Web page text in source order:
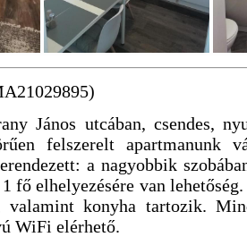
János utcában, csendes,
felszerelt apartmanunk
a nagyobbik
fő elhelyezésére van
valamint konyha tartozik.
WiFi elérhető.